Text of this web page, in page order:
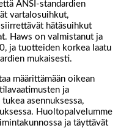
ANSI-standardien
vartalosuihkut,
hätäsuihkut
Haws on valmistanut ja
ja tuotteiden korkea laatu
mukaisesti.
määrittämään oikean
ja
asennuksessa,
Huoltopalvelumme
ja täyttävät